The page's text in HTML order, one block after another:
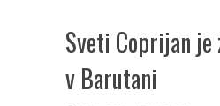
Sveti Coprijan
v Barutani